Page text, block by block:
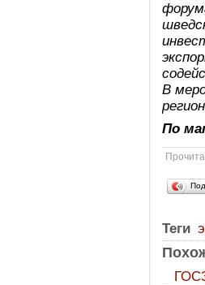
В
По
Теги